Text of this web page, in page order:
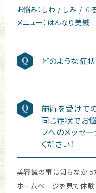
お悩み： しわ しみ
た
メニュー： はんなり美鍼
どのような症
施術を受けて
同じ症状でお
フへのメッセ
ください！
美容鍼の事は知らなかっ
ホームページを見て体験